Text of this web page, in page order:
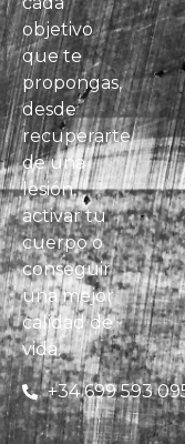
objetivo
que te
propongas,
desde
recuperarte
de una
lesión,
activar tu
cuerpo o
conseguir
una mejor
calidad de
vida.
+34 699 593